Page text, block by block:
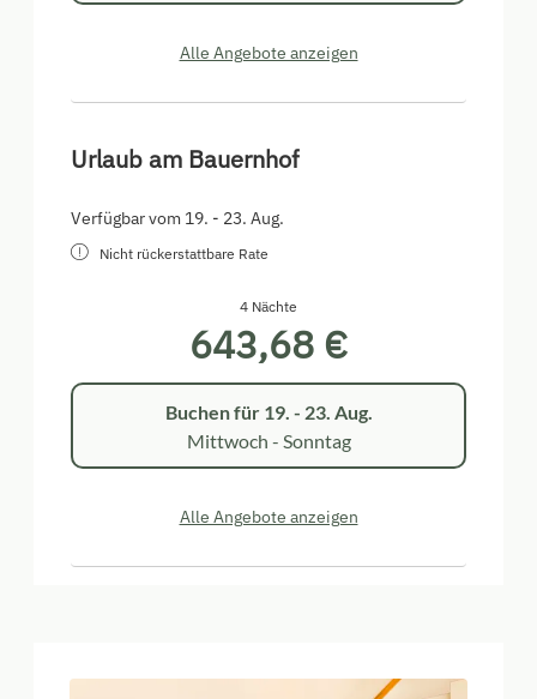
Alle Angebote anzeigen
Urlaub am Bauernhof
Verfügbar vom 19. - 23. Aug.
Nicht rückerstattbare Rate
4 Nächte
643,68 €
Buchen für 19. - 23. Aug.
Mittwoch - Sonntag
Alle Angebote anzeigen